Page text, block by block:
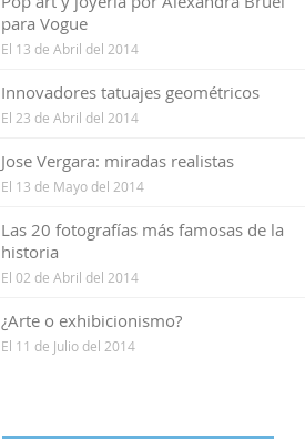
para Vogue
El 13 de Abril del 2014
Innovadores tatuajes geométricos
El 23 de Abril del 2014
Jose Vergara: miradas realistas
El 13 de Mayo del 2014
Las 20 fotografías más famosas de la
historia
El 02 de Abril del 2014
¿Arte o exhibicionismo?
El 11 de Julio del 2014